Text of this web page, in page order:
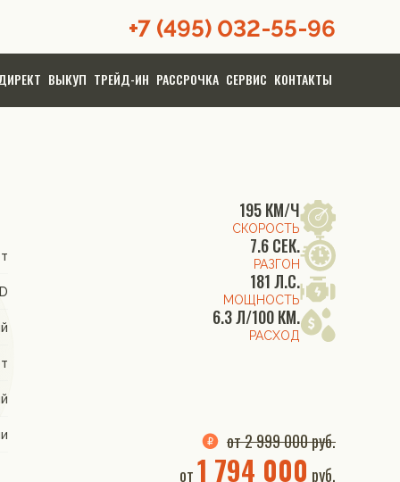
+7 (495) 032-55-96
ВЫКУП ТРЕЙД-ИН РАССРОЧКА СЕРВИС КОНТАКТЫ
195 КМ/Ч
СКОРОСТЬ
7.6 СЕК.
РАЗГОН
181 Л.С.
МОЩНОСТЬ
6.3 Л/100 КМ.
РАСХОД
от 2 999 000 руб.
от1 794 000 руб.